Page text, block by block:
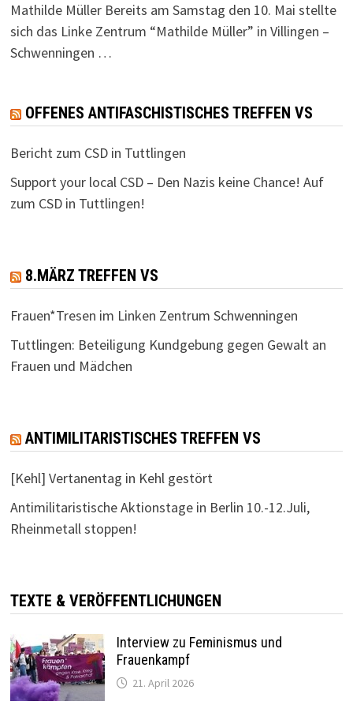
Mathilde Müller Bereits am Samstag den 10. Mai stellte
sich das Linke Zentrum “Mathilde Müller” in Villingen –
Schwenningen …
OFFENES ANTIFASCHISTISCHES TREFFEN VS
Bericht zum CSD in Tuttlingen
Support your local CSD – Den Nazis keine Chance! Auf
zum CSD in Tuttlingen!
8.MÄRZ TREFFEN VS
Frauen*Tresen im Linken Zentrum Schwenningen
Tuttlingen: Beteiligung Kundgebung gegen Gewalt an
Frauen und Mädchen
ANTIMILITARISTISCHES TREFFEN VS
[Kehl] Vertanentag in Kehl gestört
Antimilitaristische Aktionstage in Berlin 10.-12.Juli,
Rheinmetall stoppen!
TEXTE & VERÖFFENTLICHUNGEN
Interview zu Feminismus und
Frauenkampf
21. April 2026